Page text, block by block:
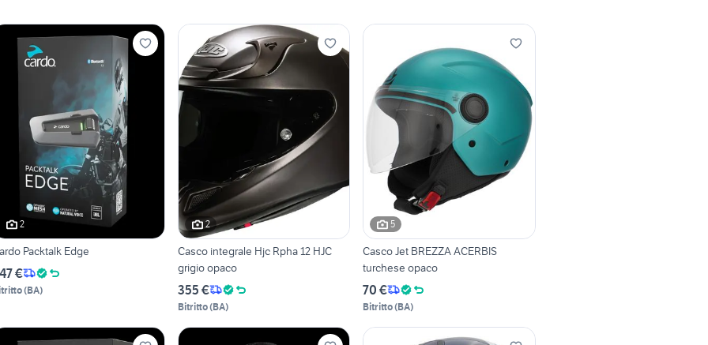
2
Packtalk Edge
€
(BA)
2
Casco integrale Hjc Rpha 12 HJC
grigio opaco
355 €
Bitritto(BA)
5
Casco Jet BREZZA ACERBIS
turchese opaco
70 €
Bitritto(BA)